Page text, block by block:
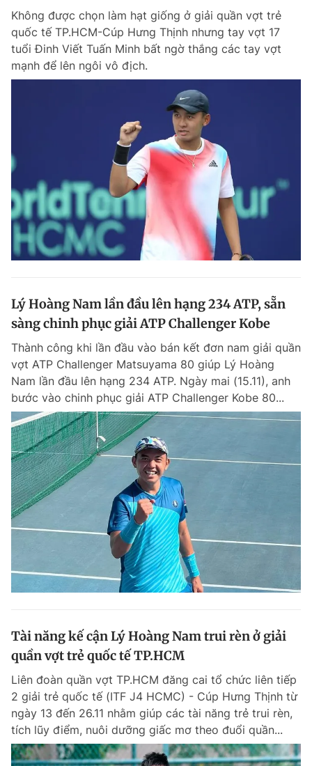
Không được chọn làm hạt giống ở giải quần vợt trẻ
quốc tế TP.HCM-Cúp Hưng Thịnh nhưng tay vợt 17
tuổi Đinh Viết Tuấn Minh bất ngờ thắng các tay vợt
mạnh để lên ngôi vô địch.
Lý Hoàng Nam lần đầu lên hạng 234 ATP, sẵn
sàng chinh phục giải ATP Challenger Kobe
Thành công khi lần đầu vào bán kết đơn nam giải quần
vợt ATP Challenger Matsuyama 80 giúp Lý Hoàng
Nam lần đầu lên hạng 234 ATP. Ngày mai (15.11), anh
bước vào chinh phục giải ATP Challenger Kobe 80...
Tài năng kế cận Lý Hoàng Nam trui rèn ở giải
quần vợt trẻ quốc tế TP.HCM
Liên đoàn quần vợt TP.HCM đăng cai tổ chức liên tiếp
2 giải trẻ quốc tế (ITF J4 HCMC) - Cúp Hưng Thịnh từ
ngày 13 đến 26.11 nhằm giúp các tài năng trẻ trui rèn,
tích lũy điểm, nuôi dưỡng giấc mơ theo đuổi quần...